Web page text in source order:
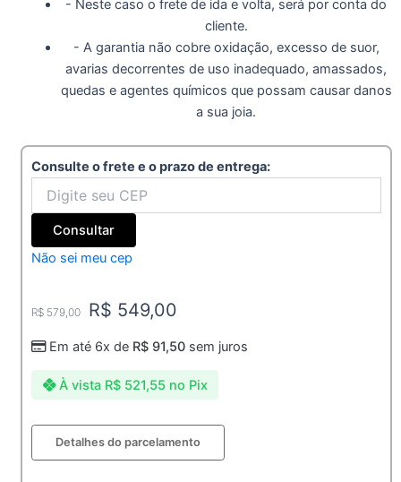
- Neste caso o frete de ida e volta, será por conta do
cliente.
- A garantia não cobre oxidação, excesso de suor,
avarias decorrentes de uso inadequado, amassados,
quedas e agentes químicos que possam causar danos
a sua joia.
Consulte o frete e o prazo de entrega:
Consultar
Não sei meu cep
R$ 579,00
Original
price
R$ 579,00.
R$ 549,00
price
R$ 549,00.
À vista R$ 521,55 no Pix
Em até 6x de R$ 91,50 sem juros
Detalhes do parcelamento
Aliança